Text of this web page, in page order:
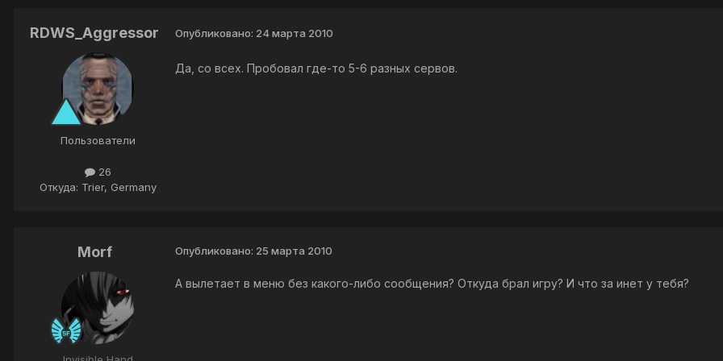
RDWS_Aggressor
Пользователи
26
Откуда: Trier, Germany
Опубликовано: 24 марта 2010
Да, со всех. Пробовал где-то 5-6 разных сервов.
Morf Опубликовано: 25 марта 2010
А вылетает в меню без какого-либо сообщения? Откуда брал игру? И что за инет у тебя?